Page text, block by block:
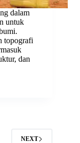
dalam
untuk
topografi
dan
NEXT